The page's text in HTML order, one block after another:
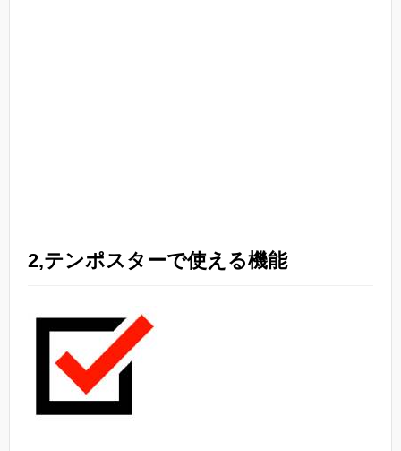
2,テンポスターで使える機能